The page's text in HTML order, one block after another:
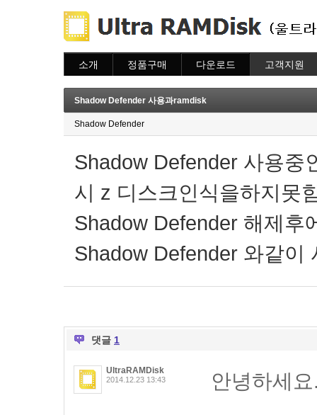
소개 정품구매
주문조회
이용안내
다운로드 고객지원
질문하기
Shadow Defender 사용과ramdisk
Shadow Defender
Shadow Defender 사용중
시 z 디스크인식을하지못
Shadow Defender 해제후
Shadow Defender 와같이
댓글 1
UltraRAMDisk
2014.12.23 13:43 안녕하세